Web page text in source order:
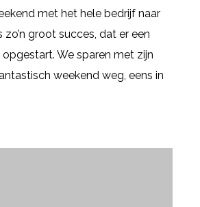
met het hele bedrijf naar
zo’n groot succes, dat er een
opgestart. We sparen met zijn
weekend weg, eens in